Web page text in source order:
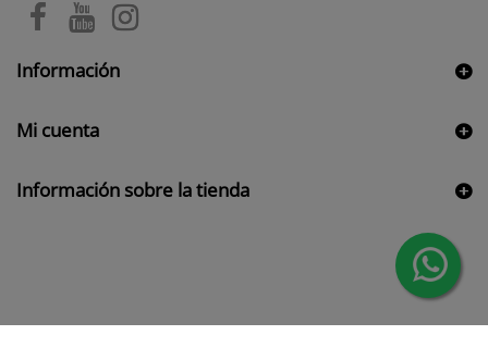
Información
Mi cuenta
Información sobre la tienda